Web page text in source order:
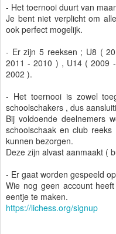
- Het toernooi duurt van
Je bent niet verplicht om
ook perfect mogelijk.
- Er zijn 5 reeksen ; U8 (
2011 - 2010 ) , U14 ( 2009
2002 ).
- Het toernooi is zowel
schoolschakers , dus
Bij voldoende deelnemers
schoolschaak en club
kunnen bezorgen.
Deze zijn alvast aanmaakt (
- Er gaat worden gespeeld
Wie nog geen account
eentje te maken.
https://lichess.org/signup